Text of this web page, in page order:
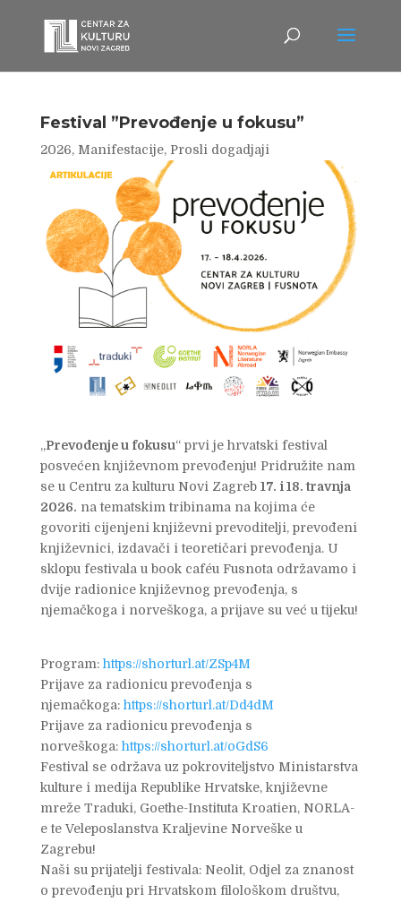
Festival ”Prevođenje u fokusu”
2026, Manifestacije, Prosli dogadjaji
„Prevođenje u fokusu“ prvi je hrvatski festival
posvećen književnom prevođenju! Pridružite nam
se u Centru za kulturu Novi Zagreb 17. i 18. travnja
2026. na tematskim tribinama na kojima će
govoriti cijenjeni književni prevoditelji, prevođeni
književnici, izdavači i teoretičari prevođenja. U
sklopu festivala u book caféu Fusnota održavamo i
dvije radionice književnog prevođenja, s
njemačkoga i norveškoga, a prijave su već u tijeku!
Program: https://shorturl.at/ZSp4M
Prijave za radionicu prevođenja s
njemačkoga: https://shorturl.at/Dd4dM
Prijave za radionicu prevođenja s
norveškoga: https://shorturl.at/oGdS6
Festival se održava uz pokroviteljstvo Ministarstva
kulture i medija Republike Hrvatske, književne
mreže Traduki, Goethe-Instituta Kroatien, NORLA-
e te Veleposlanstva Kraljevine Norveške u
Zagrebu!
Naši su prijatelji festivala: Neolit, Odjel za znanost
o prevođenju pri Hrvatskom filološkom društvu,